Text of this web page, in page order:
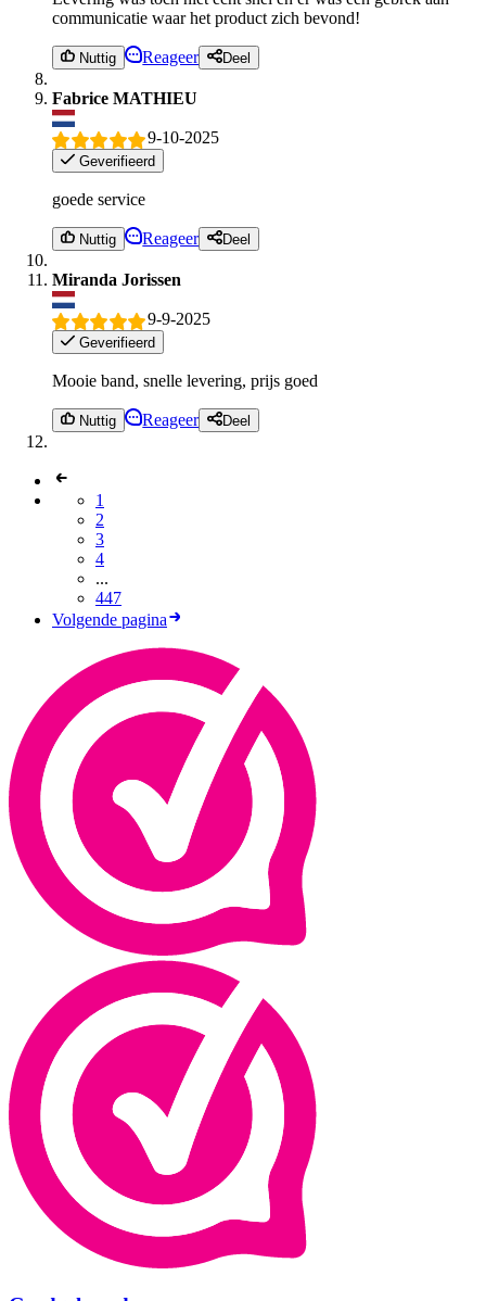
communicatie waar het product zich bevond!
Nuttig Reageer Deel
Fabrice MATHIEU
9-10-2025
Geverifieerd
goede service
Nuttig Reageer Deel
Miranda Jorissen
9-9-2025
Geverifieerd
Mooie band, snelle levering, prijs goed
Nuttig Reageer Deel
1
2
3
4
...
447
Volgende pagina